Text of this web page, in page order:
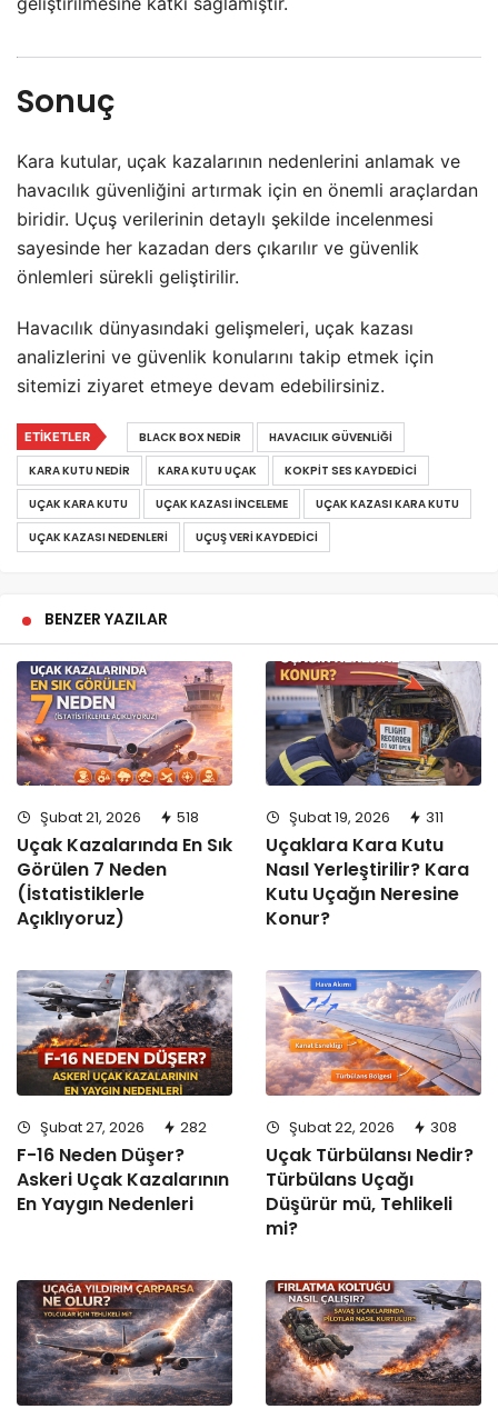
Sonuç
Kara kutular, uçak kazalarının nedenlerini anlamak ve
havacılık güvenliğini artırmak için en önemli araçlardan
biridir. Uçuş verilerinin detaylı şekilde incelenmesi
sayesinde her kazadan ders çıkarılır ve güvenlik
önlemleri sürekli geliştirilir.
Havacılık dünyasındaki gelişmeleri, uçak kazası
analizlerini ve güvenlik konularını takip etmek için
sitemizi ziyaret etmeye devam edebilirsiniz.
ETIKETLER BLACK BOX NEDIR
HAVACILIK GÜVENLIĞI
KARA KUTU NEDIR
KARA KUTU UÇAK
KOKPIT SES KAYDEDICI
UÇAK KARA KUTU
UÇAK KAZASI INCELEME
UÇAK KAZASI KARA KUTU
UÇAK KAZASI NEDENLERI
UÇUŞ VERI KAYDEDICI
BENZER YAZILAR
Şubat 21, 2026 518
Uçak Kazalarında En Sık
Görülen 7 Neden
(İstatistiklerle
Açıklıyoruz)
Şubat 19, 2026 311
Uçaklara Kara Kutu
Nasıl Yerleştirilir? Kara
Kutu Uçağın Neresine
Konur?
Şubat 27, 2026 282
F-16 Neden Düşer?
Askeri Uçak Kazalarının
En Yaygın Nedenleri
Şubat 22, 2026 308
Uçak Türbülansı Nedir?
Türbülans Uçağı
Düşürür mü, Tehlikeli
mi?